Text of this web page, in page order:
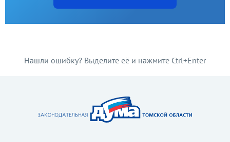
Нашли ошибку? Выделите её и нажмите Ctrl+Enter